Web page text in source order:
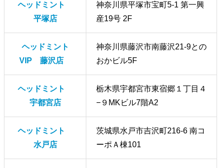
ヘッドミント
平塚店
神奈川県平塚市宝町5-1 第一興
産19号 2F
ヘッドミント
VIP 藤沢店
神奈川県藤沢市南藤沢21-9との
おかビル5F
ヘッドミント
宇都宮店
栃木県宇都宮市東宿郷１丁目４
−９MKビル7階A2
ヘッドミント
水戸店
茨城県水戸市吉沢町216-6 南コ
ーポＡ棟101